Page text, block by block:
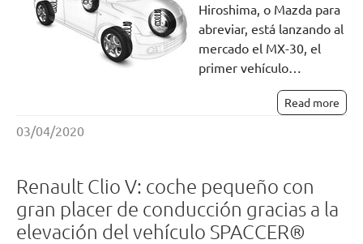
Hiroshima, o Mazda para
abreviar, está lanzando al
mercado el MX-30, el
primer vehículo…
Read more
03/04/2020
Renault Clio V: coche pequeño con
gran placer de conducción gracias a la
elevación del vehículo SPACCER®